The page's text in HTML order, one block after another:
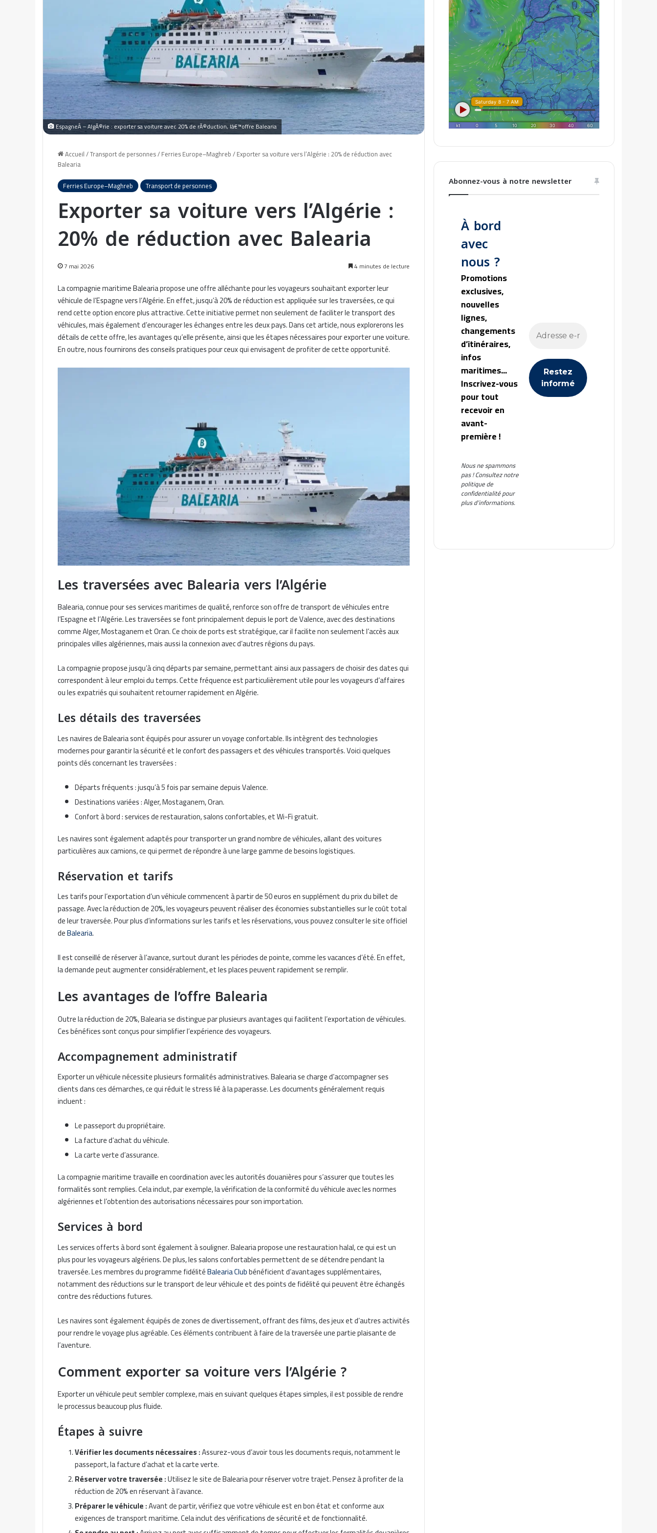
EspagneÂ – AlgĂ©rie : exporter sa voiture avec 20% de rĂ©duction, lâ€™offre Balearia
Accueil/Transport de personnes/Ferries Europe–Maghreb/Exporter sa voiture vers l’Algérie : 20% de réduction avec
Balearia
Ferries Europe–Maghreb
Transport de personnes
Exporter sa voiture vers l’Algérie :
20% de réduction avec Balearia
7 mai 2026 4 minutes de lecture
La compagnie maritime Balearia propose une offre alléchante pour les voyageurs souhaitant exporter leur
véhicule de l’Espagne vers l’Algérie. En effet, jusqu’à 20% de réduction est appliquée sur les traversées, ce qui
rend cette option encore plus attractive. Cette initiative permet non seulement de faciliter le transport des
véhicules, mais également d’encourager les échanges entre les deux pays. Dans cet article, nous explorerons les
détails de cette offre, les avantages qu’elle présente, ainsi que les étapes nécessaires pour exporter une voiture.
En outre, nous fournirons des conseils pratiques pour ceux qui envisagent de profiter de cette opportunité.
Les traversées avec Balearia vers l’Algérie
Balearia, connue pour ses services maritimes de qualité, renforce son offre de transport de véhicules entre
l’Espagne et l’Algérie. Les traversées se font principalement depuis le port de Valence, avec des destinations
comme Alger, Mostaganem et Oran. Ce choix de ports est stratégique, car il facilite non seulement l’accès aux
principales villes algériennes, mais aussi la connexion avec d’autres régions du pays.
La compagnie propose jusqu’à cinq départs par semaine, permettant ainsi aux passagers de choisir des dates qui
correspondent à leur emploi du temps. Cette fréquence est particulièrement utile pour les voyageurs d’affaires
ou les expatriés qui souhaitent retourner rapidement en Algérie.
Les détails des traversées
Les navires de Balearia sont équipés pour assurer un voyage confortable. Ils intègrent des technologies
modernes pour garantir la sécurité et le confort des passagers et des véhicules transportés. Voici quelques
points clés concernant les traversées :
Départs fréquents : jusqu’à 5 fois par semaine depuis Valence.
Destinations variées : Alger, Mostaganem, Oran.
Confort à bord : services de restauration, salons confortables, et Wi-Fi gratuit.
Les navires sont également adaptés pour transporter un grand nombre de véhicules, allant des voitures
particulières aux camions, ce qui permet de répondre à une large gamme de besoins logistiques.
Réservation et tarifs
Les tarifs pour l’exportation d’un véhicule commencent à partir de 50 euros en supplément du prix du billet de
passage. Avec la réduction de 20%, les voyageurs peuvent réaliser des économies substantielles sur le coût total
de leur traversée. Pour plus d’informations sur les tarifs et les réservations, vous pouvez consulter le site officiel
deBalearia.
Il est conseillé de réserver à l’avance, surtout durant les périodes de pointe, comme les vacances d’été. En effet,
la demande peut augmenter considérablement, et les places peuvent rapidement se remplir.
Les avantages de l’offre Balearia
Outre la réduction de 20%, Balearia se distingue par plusieurs avantages qui facilitent l’exportation de véhicules.
Ces bénéfices sont conçus pour simplifier l’expérience des voyageurs.
Accompagnement administratif
Exporter un véhicule nécessite plusieurs formalités administratives. Balearia se charge d’accompagner ses
clients dans ces démarches, ce qui réduit le stress lié à la paperasse. Les documents généralement requis
incluent :
Le passeport du propriétaire.
La facture d’achat du véhicule.
La carte verte d’assurance.
La compagnie maritime travaille en coordination avec les autorités douanières pour s’assurer que toutes les
formalités sont remplies. Cela inclut, par exemple, la vérification de la conformité du véhicule avec les normes
algériennes et l’obtention des autorisations nécessaires pour son importation.
Services à bord
Les services offerts à bord sont également à souligner. Balearia propose une restauration halal, ce qui est un
plus pour les voyageurs algériens. De plus, les salons confortables permettent de se détendre pendant la
traversée. Les membres du programme fidélitéBalearia Clubbénéficient d’avantages supplémentaires,
notamment des réductions sur le transport de leur véhicule et des points de fidélité qui peuvent être échangés
contre des réductions futures.
Les navires sont également équipés de zones de divertissement, offrant des films, des jeux et d’autres activités
pour rendre le voyage plus agréable. Ces éléments contribuent à faire de la traversée une partie plaisante de
l’aventure.
Comment exporter sa voiture vers l’Algérie ?
Exporter un véhicule peut sembler complexe, mais en suivant quelques étapes simples, il est possible de rendre
le processus beaucoup plus fluide.
Étapes à suivre
Vérifier les documents nécessaires :Assurez-vous d’avoir tous les documents requis, notamment le
passeport, la facture d’achat et la carte verte.
Réserver votre traversée :Utilisez le site de Balearia pour réserver votre trajet. Pensez à profiter de la
réduction de 20% en réservant à l’avance.
Préparer le véhicule :Avant de partir, vérifiez que votre véhicule est en bon état et conforme aux
exigences de transport maritime. Cela inclut des vérifications de sécurité et de fonctionnalité.
Abonnez-vous à notre newsletter
À bord
avec
nous ?
Promotions
exclusives,
nouvelles
lignes,
changements
d’itinéraires,
infos
maritimes...
Inscrivez-vous
pour tout
recevoir en
avant-
première !
Nous ne spammons
pas ! Consultez notre
politique de
confidentialitépour
plus d’informations.